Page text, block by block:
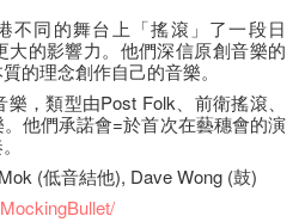
不同的舞台上「搖滾」了一段日
的影響力。他們深信原創音樂的
的理念創作自己的音樂。
，類型由Post Folk、前衛搖滾、
他們承諾會=於首次在藝穗會的演
(低音結他), Dave Wong (鼓)